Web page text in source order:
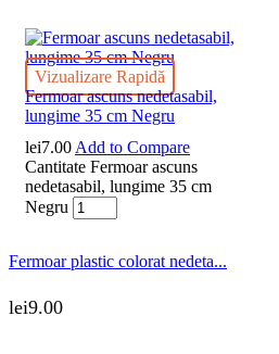
Vizualizare Rapidă
Fermoar ascuns nedetasabil,
lungime 35 cm Negru
lei7.00 Add to Compare
Cantitate Fermoar ascuns
nedetasabil, lungime 35 cm
Negru
Fermoar plastic colorat nedeta...
lei9.00